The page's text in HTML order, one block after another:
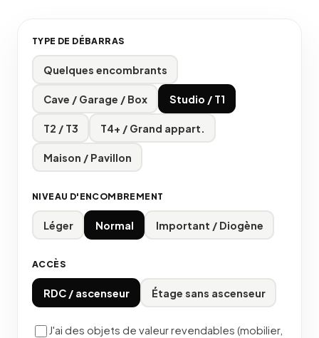
TYPE DE DÉBARRAS
Quelques encombrants
Cave / Garage / Box Studio / T1
T2 / T3 T4+ / Grand appart.
Maison / Pavillon
NIVEAU D'ENCOMBREMENT
Léger Normal Important / Diogène
ACCÈS
RDC / ascenseur Étage sans ascenseur
J'ai des objets de valeur revendables (mobilier,